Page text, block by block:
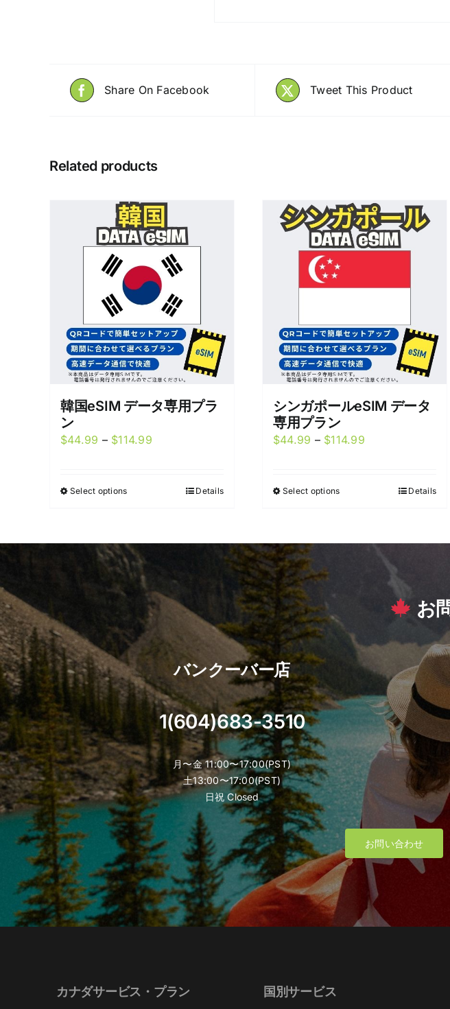
Share On Facebook Tweet This Product
Related products
韓国eSIM データ専用プラ
ン
$44.99 – $114.99Price
through
Select optionsThis
multiple
variants.
The
options
may
be
chosen
on
the
product
page
Details
シンガポールeSIM データ
専用プラン
$44.99 – $114.99Price
through
Select optionsThis
multiple
may
be
the
product
page
Details
お
バンクーバー店
1(604)683-3510
月〜金 11:00〜17:00(PST)
土13:00〜17:00(PST)
日祝 Closed
お問い合わせ
カナダサービス・プラン 国別サービス